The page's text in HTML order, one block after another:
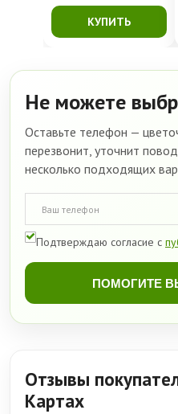
КУПИТЬ
Не можете
Оставьте телефон —
перезвонит, уточнит
несколько подходящих
Подтверждаю согласие с
ПОМОГИТЕ
Отзывы
Картах